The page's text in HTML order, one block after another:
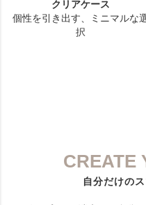
CREATE
自分だけの